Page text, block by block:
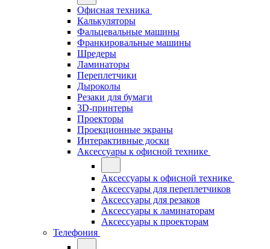
Офисная техника
Калькуляторы
Фальцевальные машины
Франкировальные машины
Шредеры
Ламинаторы
Переплетчики
Дыроколы
Резаки для бумаги
3D-принтеры
Проекторы
Проекционные экраны
Интерактивные доски
Аксессуары к офисной технике
Аксессуары к офисной технике
Аксессуары для переплетчиков
Аксессуары для резаков
Аксессуары к ламинаторам
Аксессуары к проекторам
Телефония